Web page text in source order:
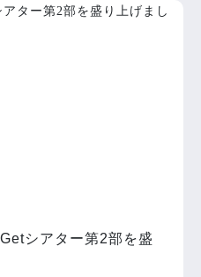
シアター第2部を盛